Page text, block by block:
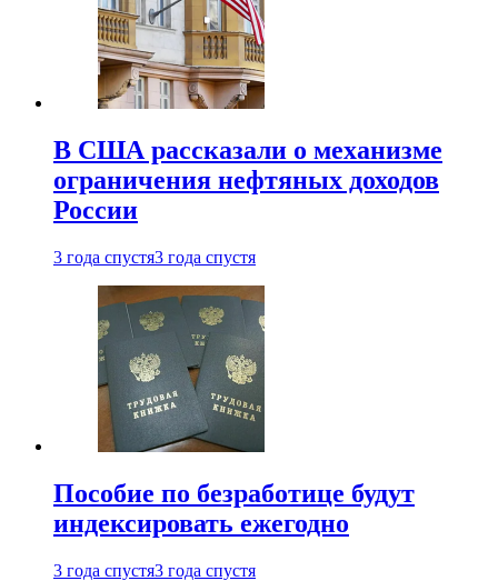
В США рассказали о механизме
ограничения нефтяных доходов
России
3 года спустя3 года спустя
Пособие по безработице будут
индексировать ежегодно
3 года спустя3 года спустя